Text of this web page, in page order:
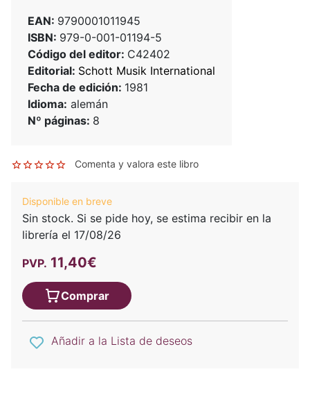
EAN: 9790001011945
ISBN: 979-0-001-01194-5
Código del editor: C42402
Editorial: Schott Musik International
Fecha de edición: 1981
Idioma: alemán
Nº páginas: 8
Comenta y valora este libro
Disponible en breve
Sin stock. Si se pide hoy, se estima recibir en la
librería el 17/08/26
PVP. 11,40€
Comprar
Añadir a la Lista de deseos